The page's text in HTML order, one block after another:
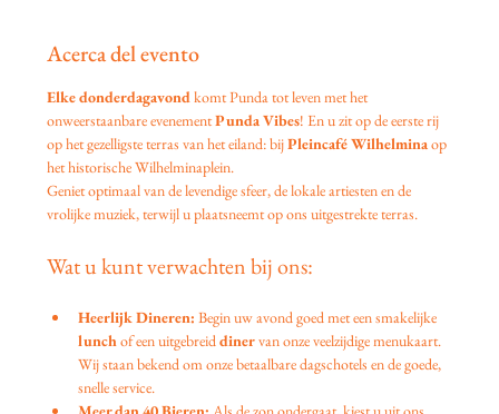
Acerca del evento
Elke donderdagavond komt Punda tot leven met het
onweerstaanbare evenement Punda Vibes! En u zit op de eerste rij
op het gezelligste terras van het eiland: bij Pleincafé Wilhelmina op
het historische Wilhelminaplein.
Geniet optimaal van de levendige sfeer, de lokale artiesten en de
vrolijke muziek, terwijl u plaatsneemt op ons uitgestrekte terras.
Wat u kunt verwachten bij ons:
Heerlijk Dineren: Begin uw avond goed met een smakelijke
lunch of een uitgebreid diner van onze veelzijdige menukaart.
Wij staan bekend om onze betaalbare dagschotels en de goede,
snelle service.